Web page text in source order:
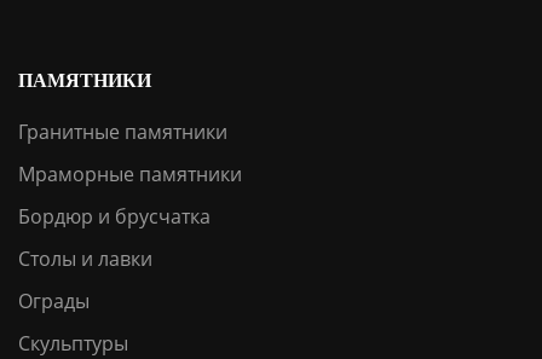
ПАМЯТНИКИ
Гранитные памятники
Мраморные памятники
Бордюр и брусчатка
Столы и лавки
Ограды
Скульптуры